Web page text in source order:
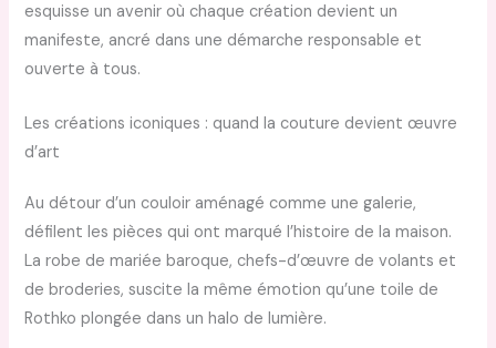
esquisse un avenir où chaque création devient un
manifeste, ancré dans une démarche responsable et
ouverte à tous.
Les créations iconiques : quand la couture devient œuvre
d’art
Au détour d’un couloir aménagé comme une galerie,
défilent les pièces qui ont marqué l’histoire de la maison.
La robe de mariée baroque, chefs-d’œuvre de volants et
de broderies, suscite la même émotion qu’une toile de
Rothko plongée dans un halo de lumière.